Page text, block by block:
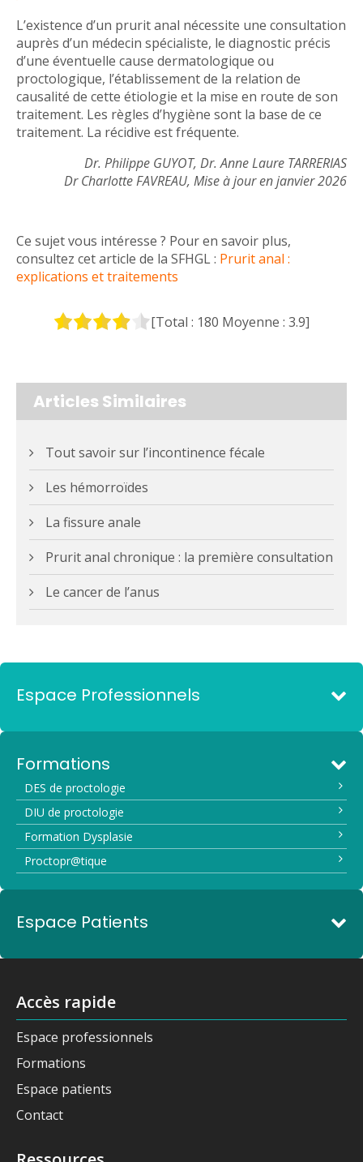
L’existence d’un prurit anal nécessite une consultation
auprès d’un médecin spécialiste, le diagnostic précis
d’une éventuelle cause dermatologique ou
proctologique, l’établissement de la relation de
causalité de cette étiologie et la mise en route de son
traitement. Les règles d’hygiène sont la base de ce
traitement. La récidive est fréquente.
Dr. Philippe GUYOT, Dr. Anne Laure TARRERIAS
Dr Charlotte FAVREAU, Mise à jour en janvier 2026
Ce sujet vous intéresse ? Pour en savoir plus,
consultez cet article de la SFHGL : Prurit anal :
explications et traitements
[Total : 180 Moyenne : 3.9]
Articles Similaires
Tout savoir sur l’incontinence fécale
Les hémorroïdes
La fissure anale
Prurit anal chronique : la première consultation
Le cancer de l’anus
Espace Professionnels
Formations
DES de proctologie
DIU de proctologie
Formation Dysplasie
Proctopr@tique
Espace Patients
Accès rapide
Espace professionnels
Formations
Espace patients
Contact